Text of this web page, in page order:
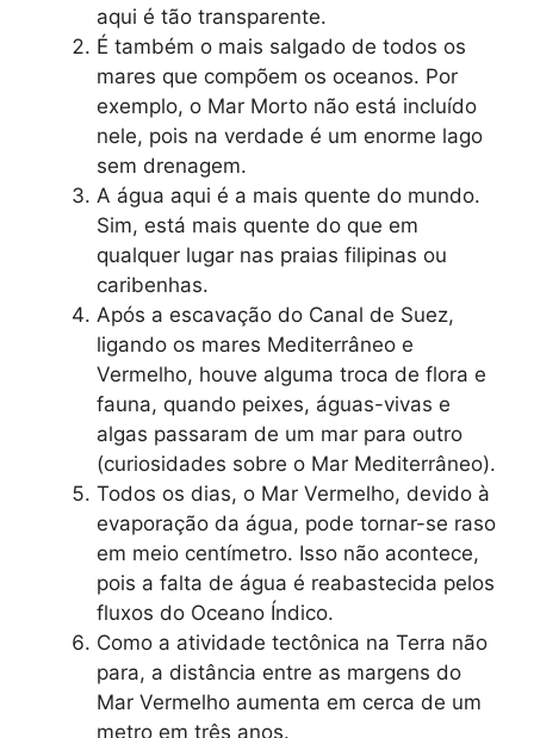
aqui é tão transparente.
É também o mais salgado de todos os
mares que compõem os oceanos. Por
exemplo, o Mar Morto não está incluído
nele, pois na verdade é um enorme lago
sem drenagem.
A água aqui é a mais quente do mundo.
Sim, está mais quente do que em
qualquer lugar nas praias filipinas ou
caribenhas.
Após a escavação do Canal de Suez,
ligando os mares Mediterrâneo e
Vermelho, houve alguma troca de flora e
fauna, quando peixes, águas-vivas e
algas passaram de um mar para outro
(curiosidades sobre o Mar Mediterrâneo).
Todos os dias, o Mar Vermelho, devido à
evaporação da água, pode tornar-se raso
em meio centímetro. Isso não acontece,
pois a falta de água é reabastecida pelos
fluxos do Oceano Índico.
Como a atividade tectônica na Terra não
para, a distância entre as margens do
Mar Vermelho aumenta em cerca de um
metro em três anos.